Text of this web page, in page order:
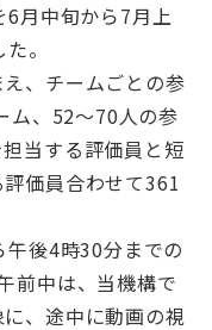
6月中旬から7月上
。
、チームごとの参
ム、52～70人の参
当する評価員と短
価員合わせて361
後4時30分までの
前中は、当機構で
、途中に動画の視